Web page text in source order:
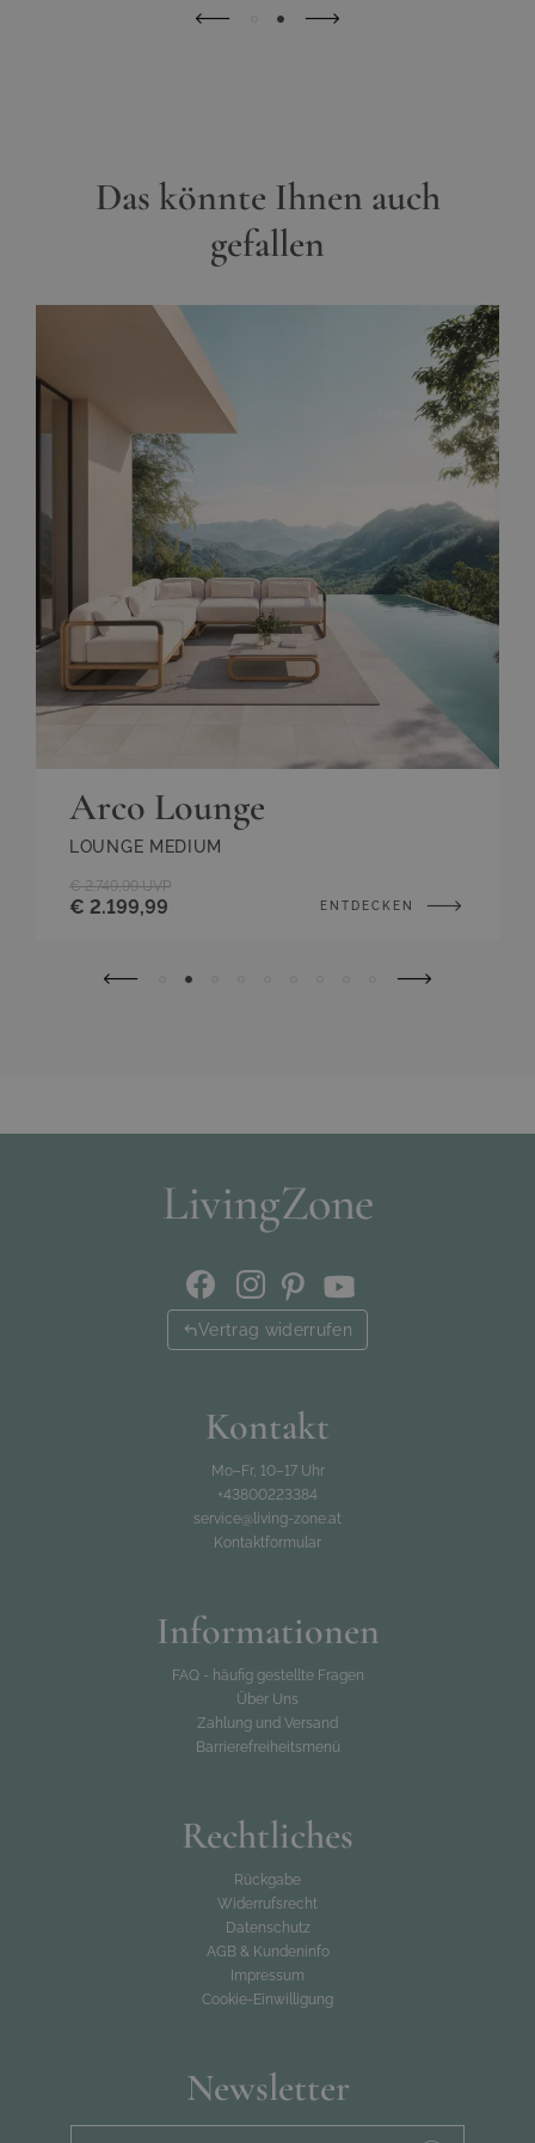
Shop erhältlich, 275/95x275/95x60 cm,
Das könnte Ihnen auch
gefallen
Arco Lounge
LOUNGE MEDIUM
€ 2.199,99
€ 2.749,99 UVP
ENTDECKEN
Vertrag widerrufen
Kontakt
Mo–Fr, 10–17 Uhr
+43800223384
service@living-zone.at
Kontaktformular
Informationen
FAQ - häufig gestellte Fragen
Über Uns
Zahlung und Versand
Barrierefreiheitsmenü
Rechtliches
Rückgabe
Widerrufsrecht
Datenschutz
AGB & Kundeninfo
Impressum
Cookie-Einwilligung
Newsletter